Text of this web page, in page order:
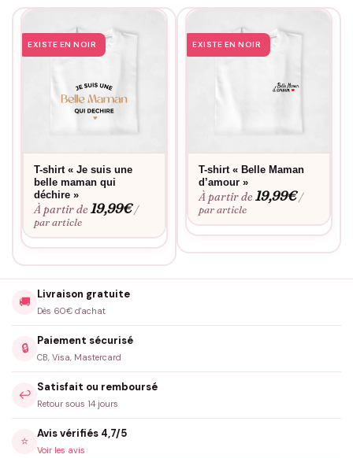
EXISTE EN NOIR
T-shirt « Je suis une
belle maman qui
déchire »
À partir de19,99€ /
par article
EXISTE EN NOIR
T-shirt « Belle Maman
d’amour »
À partir de19,99€ /
par article
🚚
Livraison gratuite
Dès 60€ d'achat
🔒
Paiement sécurisé
CB, Visa, Mastercard
↩️
Satisfait ou remboursé
Retour sous 14 jours
⭐
Avis vérifiés 4,7/5
Voir les avis